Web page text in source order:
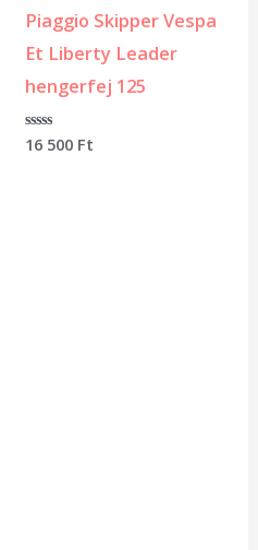
Piaggio Skipper Vespa
Et Liberty Leader
hengerfej 125
Értékelés:
16 500 Ft